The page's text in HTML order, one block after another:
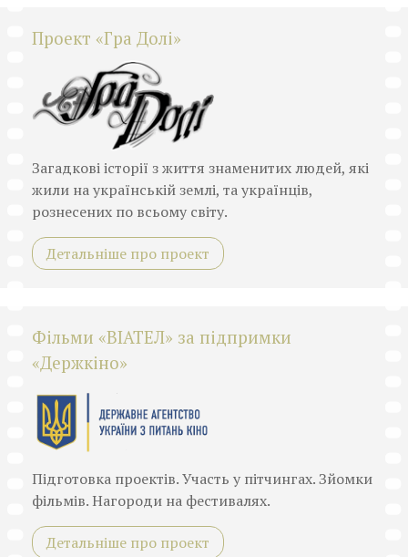
Проект «Гра Долі»
Загадкові історії з життя знаменитих людей, які
жили на українській землі, та українців,
рознесених по всьому світу.
Детальніше про проект
Фільми «ВІАТЕЛ» за підпримки
«Держкіно»
Підготовка проектів. Участь у пітчингах. Зйомки
фільмів. Нагороди на фестивалях.
Детальніше про проект